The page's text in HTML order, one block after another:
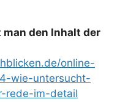
den Inhalt der
online-
wie-untersucht-
rede-im-detail